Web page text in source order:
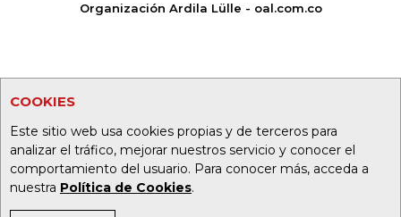
COOKIES
Este sitio web usa cookies propias y de terceros para
analizar el tráfico, mejorar nuestros servicio y conocer el
comportamiento del usuario. Para conocer más, acceda a
nuestra Política de Cookies.
Organización Ardila Lülle - oal.com.co